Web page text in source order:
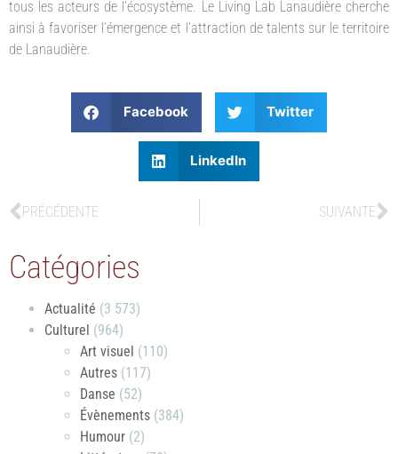
tous les acteurs de l’écosystème. Le Living Lab Lanaudière cherche
ainsi à favoriser l’émergence et l’attraction de talents sur le territoire
de Lanaudière.
Facebook Twitter
LinkedIn
PRÉCÉDENTE SUIVANTE
Catégories
Actualité (3 573)
Culturel (964)
Art visuel (110)
Autres (117)
Danse (52)
Évènements (384)
Humour (2)